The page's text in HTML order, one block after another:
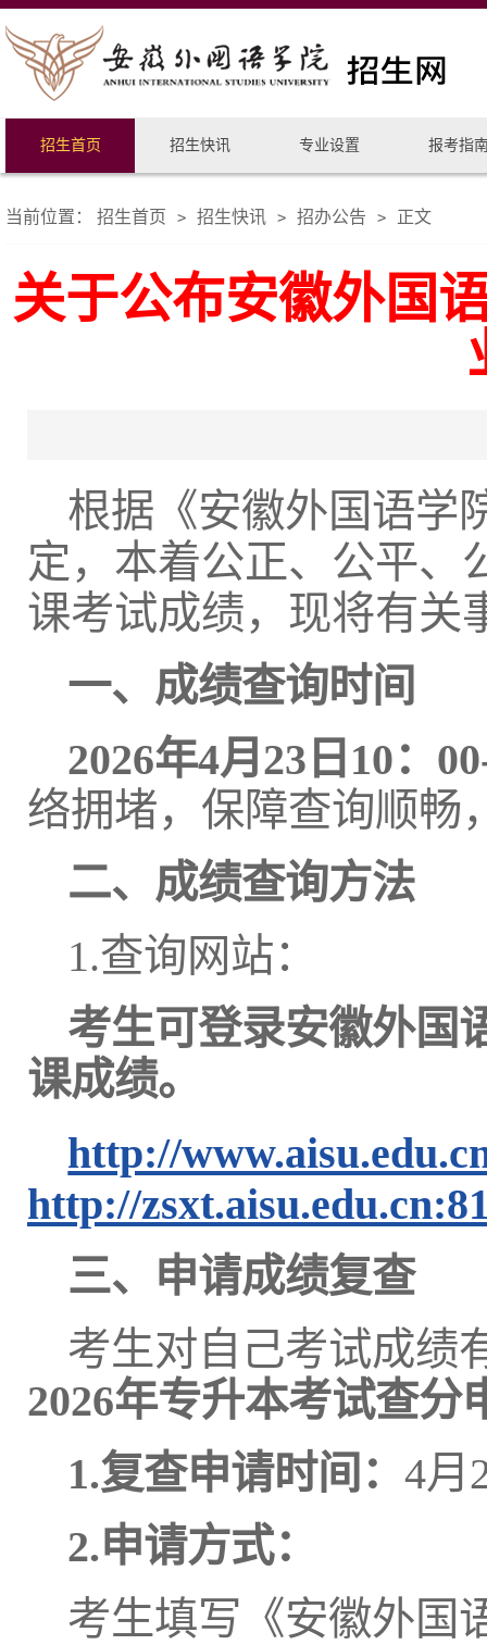
招生首页 招生快讯 专业设置 报考指
当前位置： 招生首页 > 招生快讯 > 招办公告 > 正文
关于公布安徽外国
根据《安徽外国语学
定，本着公正、公平、
课考试成绩，现将有关
一、成绩查询时间
2026年4月23 日 10：00
络拥堵，保障查询顺畅
二、成绩查询方法
1.查询网站：
考生可登录安徽外国
课成绩。
http://
http://
三、申请成绩复查
考生对自己考试成绩
2026年专升本考试查分
1.复查申请时间：4月
2.申请方式：
考生填写《安徽外国